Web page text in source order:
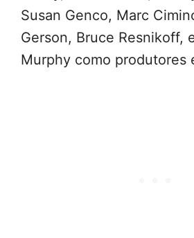
Susan Genco, Marc
Gerson, Bruce Resnikoff,
Murphy como produtores